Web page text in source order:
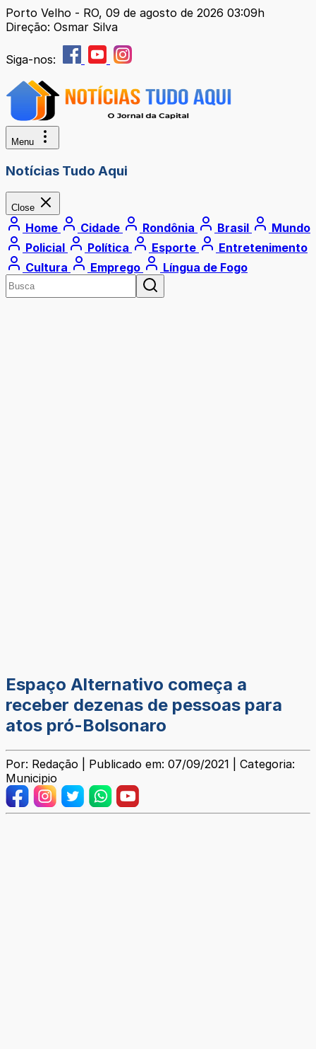
Porto Velho - RO, 09 de agosto de 2026 03:09h
Direção: Osmar Silva
Siga-nos:
Menu
Notícias Tudo Aqui
Close
Home Cidade Rondônia Brasil
Mundo
Policial
Política Esporte
Entretenimento
Cultura
Emprego Língua de Fogo
Espaço Alternativo começa a
receber dezenas de pessoas para
atos pró-Bolsonaro
Por: Redação | Publicado em: 07/09/2021 | Categoria:
Municipio